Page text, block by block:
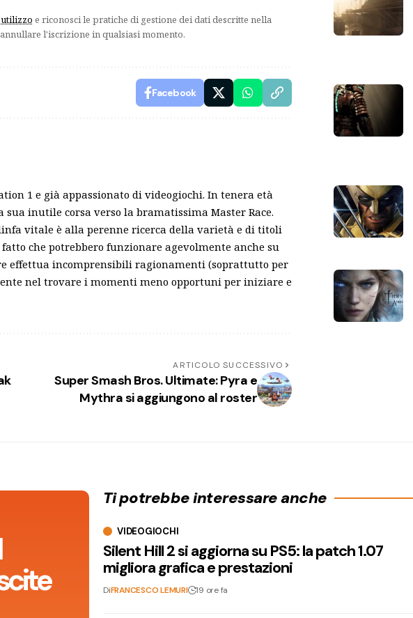
e riconosci le pratiche di gestione dei dati descritte nella
l'iscrizione in qualsiasi momento.
Facebook
1 e già appassionato di videogiochi. In tenera età
inutile corsa verso la bramatissima Master Race.
vitale è alla perenne ricerca della varietà e di titoli
che potrebbero funzionare agevolmente anche su
effettua incomprensibili ragionamenti (soprattutto per
nel trovare i momenti meno opportuni per iniziare e
ARTICOLO SUCCESSIVO
Super Smash Bros. Ultimate: Pyra e
Mythra si aggiungono al roster
Ti potrebbe interessare anche
VIDEOGIOCHI
Silent Hill 2 si aggiorna su PS5: la patch 1.07
migliora grafica e prestazioni
DiFRANCESCO LEMURI 19 ore fa